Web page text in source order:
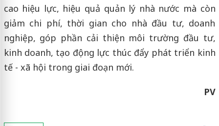
cao hiệu lực, hiệu quả quản lý nhà nước mà còn
giảm chi phí, thời gian cho nhà đầu tư, doanh
nghiệp, góp phần cải thiện môi trường đầu tư,
kinh doanh, tạo động lực thúc đẩy phát triển kinh
tế - xã hội trong giai đoạn mới.
PV